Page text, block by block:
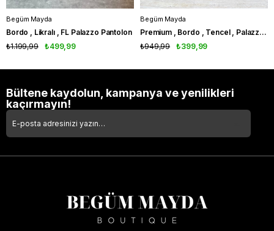
Begüm Mayda
Bordo , Likralı , FL Palazzo Pantolon
₺499,99
₺1.199,99
Begüm Mayda
Premium , Bordo , Tencel , Palazzo Pantolon
₺399,99
₺949,99
Bültene kaydolun, kampanya ve yenilikleri
kaçırmayın!